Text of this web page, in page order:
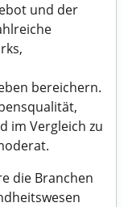
und der
bereichern.
im Vergleich zu
die Branchen